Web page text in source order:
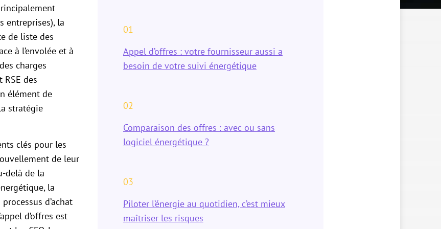
entreprises), la
de liste des
à l’envolée et à
charges
RSE des
élément de
stratégie
clés pour les
de leur
delà de la
la
d’achat
d’offres est
01
Appel d’offres : votre fournisseur aussi a
besoin de votre suivi énergétique
02
Comparaison des offres : avec ou sans
logiciel énergétique ?
03
Piloter l’énergie au quotidien, c’est mieux
maîtriser les risques